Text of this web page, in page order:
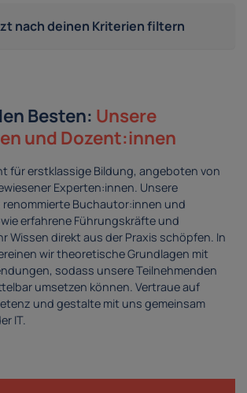
nach deinen Kriterien filtern
Besten: Unsere
und Dozent:innen
für erstklassige Bildung, angeboten von
Experten:innen. Unsere
renommierte Buchautor:innen und
erfahrene Führungskräfte und
Wissen direkt aus der Praxis schöpfen. In
wir theoretische Grundlagen mit
sodass unsere Teilnehmenden
umsetzen können. Vertraue auf
und gestalte mit uns gemeinsam
IT.